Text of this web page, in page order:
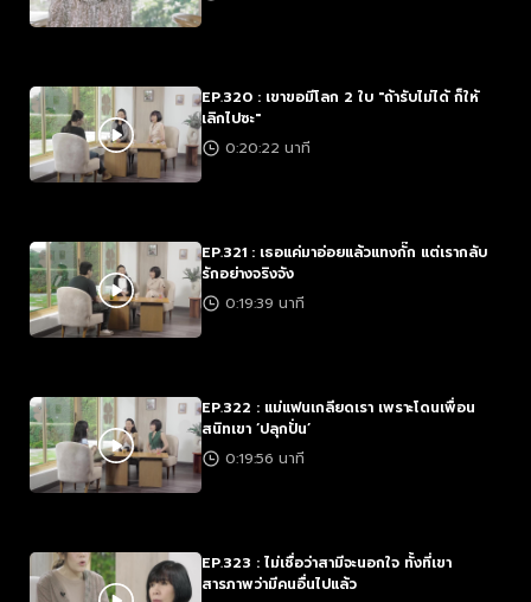
EP.320 : เขาขอมีโลก 2 ใบ "ถ้ารับไม่ได้ ก็ให้
เลิกไปซะ"
0:20:22 นาที
EP.321 : เธอแค่มาอ่อยแล้วแทงกั๊ก แต่เรากลับ
รักอย่างจริงจัง
0:19:39 นาที
EP.322 : แม่แฟนเกลียดเรา เพราะโดนเพื่อน
สนิทเขา ‘ปลุกปั่น’
0:19:56 นาที
EP.323 : ไม่เชื่อว่าสามีจะนอกใจ ทั้งที่เขา
สารภาพว่ามีคนอื่นไปแล้ว